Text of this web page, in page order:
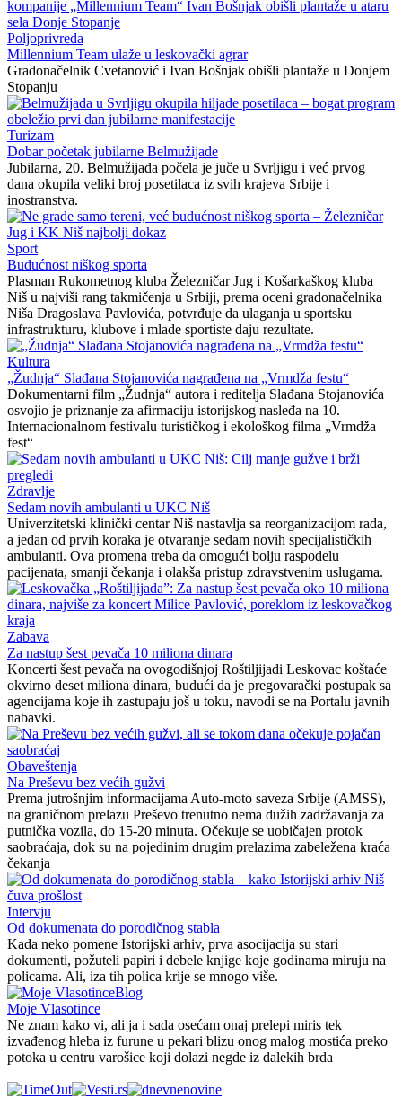
Poljoprivreda
Millennium Team ulaže u leskovački agrar
Gradonačelnik Cvetanović i Ivan Bošnjak obišli plantaže u Donjem
Stopanju
Turizam
Dobar početak jubilarne Belmužijade
Jubilarna, 20. Belmužijada počela je juče u Svrljigu i već prvog
dana okupila veliki broj posetilaca iz svih krajeva Srbije i
inostranstva.
Sport
Budućnost niškog sporta
Plasman Rukometnog kluba Železničar Jug i Košarkaškog kluba
Niš u najviši rang takmičenja u Srbiji, prema oceni gradonačelnika
Niša Dragoslava Pavlovića, potvrđuje da ulaganja u sportsku
infrastrukturu, klubove i mlade sportiste daju rezultate.
Kultura
„Žudnja“ Slađana Stojanovića nagrađena na „Vrmdža festu“
Dokumentarni film „Žudnja“ autora i reditelja Slađana Stojanovića
osvojio je priznanje za afirmaciju istorijskog nasleđa na 10.
Internacionalnom festivalu turističkog i ekološkog filma „Vrmdža
fest“
Zdravlje
Sedam novih ambulanti u UKC Niš
Univerzitetski klinički centar Niš nastavlja sa reorganizacijom rada,
a jedan od prvih koraka je otvaranje sedam novih specijalističkih
ambulanti. Ova promena treba da omogući bolju raspodelu
pacijenata, smanji čekanja i olakša pristup zdravstvenim uslugama.
Zabava
Za nastup šest pevača 10 miliona dinara
Koncerti šest pevača na ovogodišnjoj Roštiljijadi Leskovac koštaće
okvirno deset miliona dinara, budući da je pregovarački postupak sa
agencijama koje ih zastupaju još u toku, navodi se na Portalu javnih
nabavki.
Obaveštenja
Na Preševu bez većih gužvi
Prema jutrošnjim informacijama Auto-moto saveza Srbije (AMSS),
na graničnom prelazu Preševo trenutno nema dužih zadržavanja za
putnička vozila, do 15-20 minuta. Očekuje se uobičajen protok
saobraćaja, dok su na pojedinim drugim prelazima zabeležena kraća
čekanja
Intervju
Od dokumenata do porodičnog stabla
Kada neko pomene Istorijski arhiv, prva asocijacija su stari
dokumenti, požuteli papiri i debele knjige koje godinama miruju na
policama. Ali, iza tih polica krije se mnogo više.
Blog
Moje Vlasotince
Ne znam kako vi, ali ja i sada osećam onaj prelepi miris tek
izvađenog hleba iz furune u pekari blizu onog malog mostića preko
potoka u centru varošice koji dolazi negde iz dalekih brda